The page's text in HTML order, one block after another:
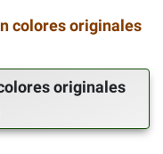
colores originales
originales